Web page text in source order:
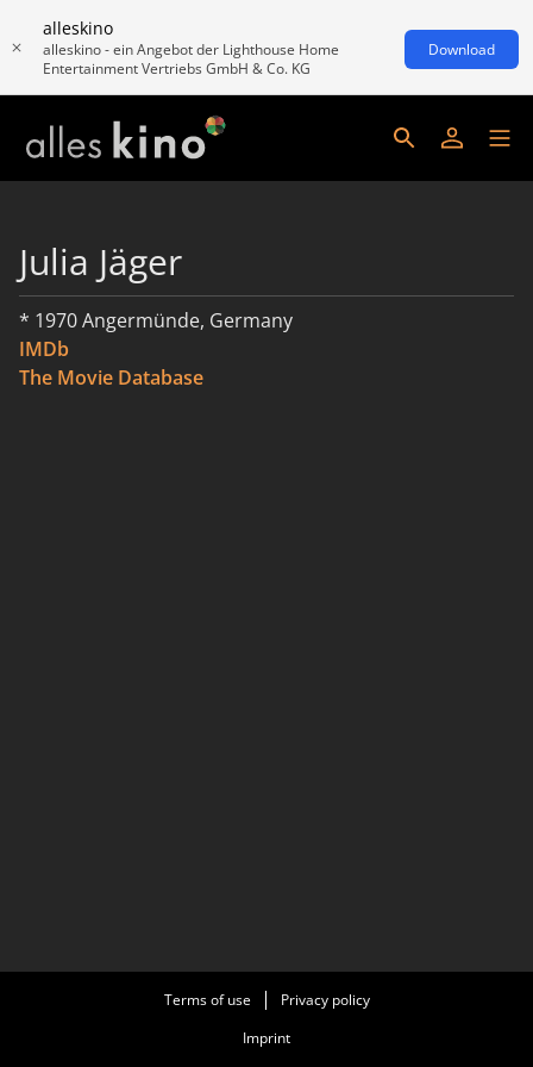
alleskino
alleskino - ein Angebot der Lighthouse Home
Entertainment Vertriebs GmbH & Co. KG
Download
Julia Jäger
* 1970 Angermünde, Germany
IMDb
The Movie Database
Terms of use
Privacy policy
Imprint